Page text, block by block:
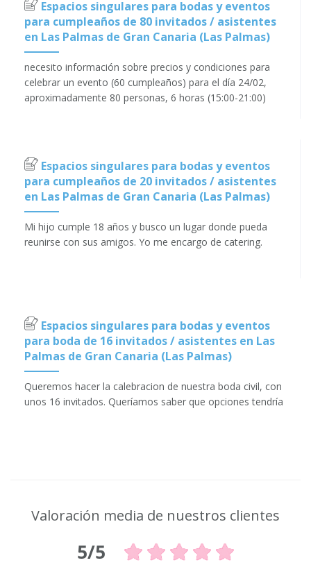
Espacios singulares para bodas y eventos
para cumpleaños de 80 invitados / asistentes
en Las Palmas de Gran Canaria (Las Palmas)
necesito información sobre precios y condiciones para
celebrar un evento (60 cumpleaños) para el día 24/02,
aproximadamente 80 personas, 6 horas (15:00-21:00)
Espacios singulares para bodas y eventos
para cumpleaños de 20 invitados / asistentes
en Las Palmas de Gran Canaria (Las Palmas)
Mi hijo cumple 18 años y busco un lugar donde pueda
reunirse con sus amigos. Yo me encargo de catering.
Espacios singulares para bodas y eventos
para boda de 16 invitados / asistentes en Las
Palmas de Gran Canaria (Las Palmas)
Queremos hacer la calebracion de nuestra boda civil, con
unos 16 invitados. Queríamos saber que opciones tendría
Valoración media de nuestros clientes
5/5